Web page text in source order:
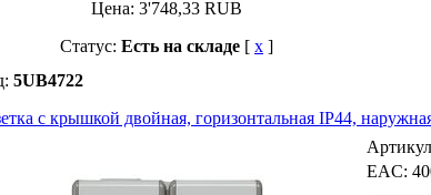
Цена: 3'748,33 RUB
Статус: Есть на складе [ x ]
5UB4722
с крышкой двойная, горизонтальная IP44,
EAC: